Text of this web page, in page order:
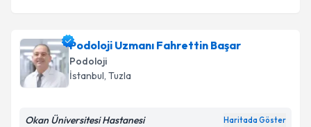
Podoloji Uzmanı Fahrettin Başar
Podoloji
İstanbul, Tuzla
Okan Üniversitesi Hastanesi Haritada Göster